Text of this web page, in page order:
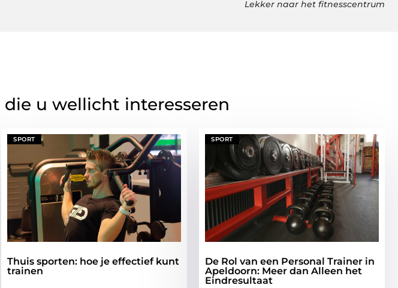
Lekker naar het fitnesscentrum
die u wellicht interesseren
SPORT
Thuis sporten: hoe je effectief kunt
trainen
SPORT
De Rol van een Personal Trainer in
Apeldoorn: Meer dan Alleen het
Eindresultaat